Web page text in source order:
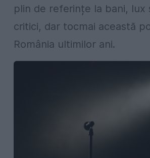
plin de referințe la bani, lux
critici, dar tocmai această
România ultimilor ani.